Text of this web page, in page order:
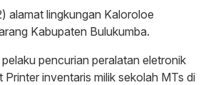
alamat lingkungan Kaloroloe
Kabupaten Bulukumba.
pencurian peralatan eletronik
inventaris milik sekolah MTs di